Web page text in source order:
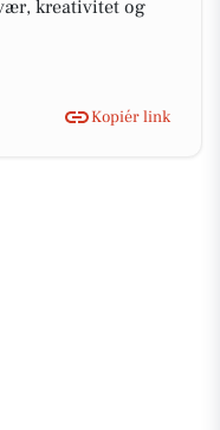
kreativitet og
Kopiér link